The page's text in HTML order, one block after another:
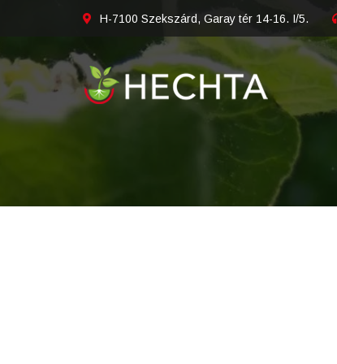
H-7100 Szekszárd, Garay tér 14-16. I/5.